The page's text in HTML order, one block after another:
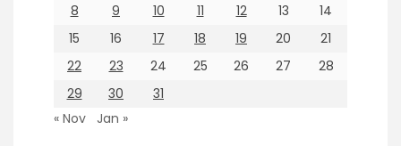
8
9 10 11 12 13
14
15
16 17 18 19 20
21
22
23 24 25 26 27
28
29
30
31
« Nov
Jan »